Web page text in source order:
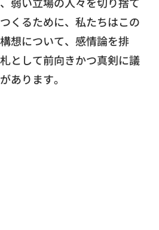
くるために、 私たちはこの
想について、感情論を排
として前向きかつ真剣に議
あります。